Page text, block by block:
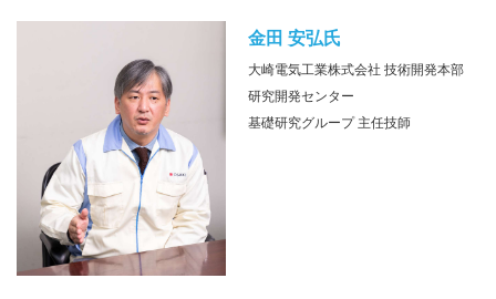
金田 安弘氏
大崎電気工業株式会社 技術開発本部
研究開発センター
基礎研究グループ 主任技師